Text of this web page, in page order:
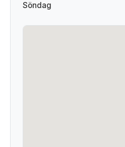
Söndag